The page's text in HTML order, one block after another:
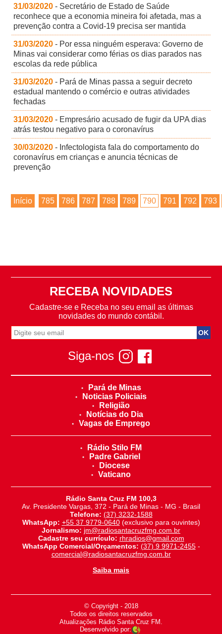
31/03/2020 - Secretário de Estado de Saúde
reconhece que a economia mineira foi afetada, mas a
prevenção contra a Covid-19 precisa ser mantida
31/03/2020 - Por essa ninguém esperava: Governo de
Minas vai considerar como férias os dias parados nas
escolas da rede pública
31/03/2020 - Pará de Minas passa a seguir decreto
estadual mantendo o comércio e outras atividades
fechadas
31/03/2020 - Empresário acusado de fugir da UPA dias
atrás testou negativo para o coronavírus
30/03/2020 - Infectologista fala do comportamento do
coronavírus em crianças e anuncia técnicas de
prevenção
Início 785 786 787 788 789 790 791 792 793
RECEBA NOVIDADES
Cadastre-se e Receba no seu email as últimas
novidades do mundo contábil.
Siga-nos
Pará de Minas
Noticias Policiais
Religião
Notícias do Dia
Vagas de Emprego
Rádio Stilo FM
Padre Gabriel
Diocese
Vaticano
Rádio Santa Cruz FM 100,3
Av. Presidente Vargas, 372 - Pará de Minas - MG - Brasil
Telefone: (37) 3232-1588
WhatsApp: +55 37 9779-0640(exclusivo para ouvintes)
Jornalismo: jm@radiosantacruzfmg.com.br
Cadastre seu currículo: rhradios@gmail.com
WhatsApp Comercial/Orçamentos: (37) 9 9971-2455-
comercial@radiosantacruzfmg.com.br
Saiba mais
© Copyright - 2018
-
Todos os direitos reservados
-
Atualizações Rádio Santa Cruz FM.
Desenvolvido por: